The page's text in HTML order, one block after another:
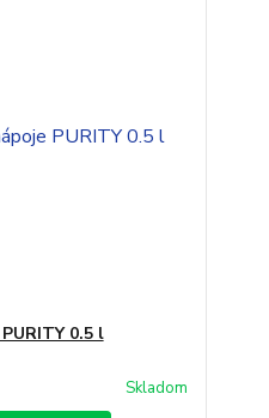
0.5 l
Skladom